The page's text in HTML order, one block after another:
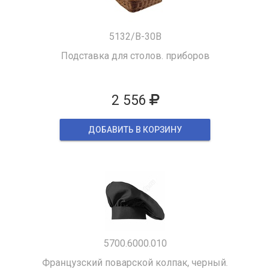
5132/B-30B
Подставка для столов. приборов
2 556
ДОБАВИТЬ В КОРЗИНУ
5700.6000.010
Французский поварской колпак, черный.